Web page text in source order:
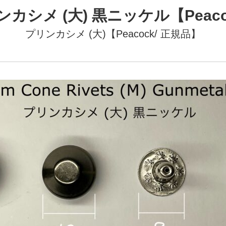
カシメ (大) 黒ニッケル【
プリンカシメ (大)【Peacock/ 正規品】